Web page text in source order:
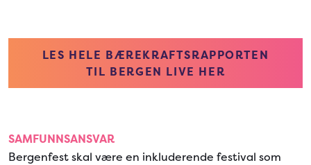
LES HELE BÆREKRAFTSRAPPORTEN
TIL BERGEN LIVE HER
SAMFUNNSANSVAR
Bergenfest skal være en inkluderende festival som